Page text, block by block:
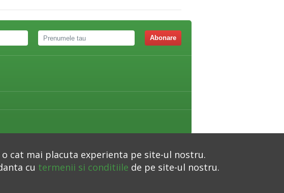
Abonare
–
cat mai placuta experienta pe site-ul nostru.
cu termenii si conditiile de pe site-ul nostru.